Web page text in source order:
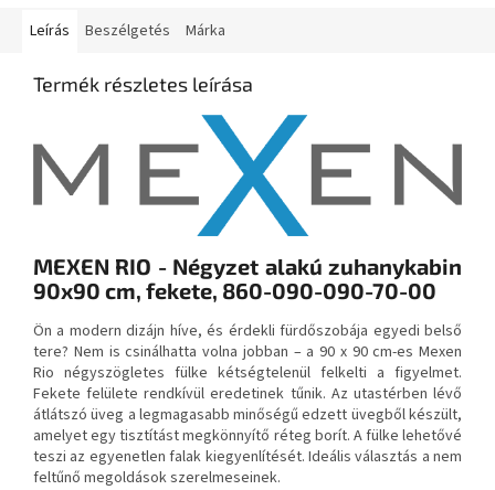
Leírás Beszélgetés Márka
Termék részletes leírása
MEXEN RIO - Négyzet alakú zuhanykabin
90x90 cm, fekete, 860-090-090-70-00
Ön a modern dizájn híve, és érdekli fürdőszobája egyedi belső
tere? Nem is csinálhatta volna jobban – a 90 x 90 cm-es Mexen
Rio négyszögletes fülke kétségtelenül felkelti a figyelmet.
Fekete felülete rendkívül eredetinek tűnik. Az utastérben lévő
átlátszó üveg a legmagasabb minőségű edzett üvegből készült,
amelyet egy tisztítást megkönnyítő réteg borít. A fülke lehetővé
teszi az egyenetlen falak kiegyenlítését. Ideális választás a nem
feltűnő megoldások szerelmeseinek.